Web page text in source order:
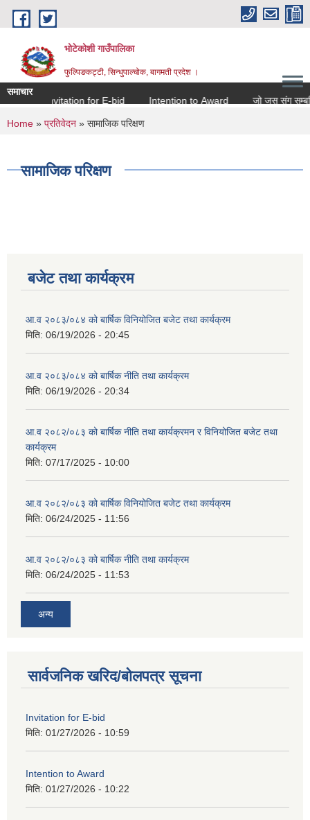
Skip to main content
भोटेकोशी गाउँपालिका
फुल्पिङकट्टी, सिन्धुपाल्चोक, बागमती प्रदेश ।
समाचार
Invitation for E-bid
Intention to Award जो जस संग
You are here
Home » प्रतिवेदन » सामाजिक परिक्षण
सामाजिक परिक्षण
बजेट तथा कार्यक्रम
आ.व २०८३/०८४ को बार्षिक विनियोजित बजेट तथा कार्यक्रम
मिति: 06/19/2026 - 20:45
आ.व २०८३/०८४ को बार्षिक नीति तथा कार्यक्रम
मिति: 06/19/2026 - 20:34
आ.व २०८२/०८३ को बार्षिक नीति तथा कार्यक्रमन र विनियोजित बजेट तथा
कार्यक्रम
मिति: 07/17/2025 - 10:00
आ.व २०८२/०८३ को बार्षिक विनियोजित बजेट तथा कार्यक्रम
मिति: 06/24/2025 - 11:56
आ.व २०८२/०८३ को बार्षिक नीति तथा कार्यक्रम
मिति: 06/24/2025 - 11:53
अन्य
सार्वजनिक खरिद/बोलपत्र सूचना
Invitation for E-bid
मिति: 01/27/2026 - 10:59
Intention to Award
मिति: 01/27/2026 - 10:22